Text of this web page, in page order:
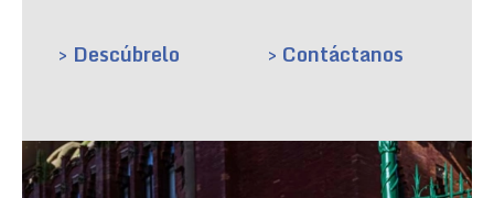
> Descúbrelo > Contáctanos